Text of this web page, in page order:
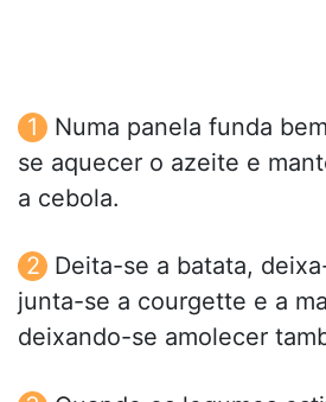
Numa panela funda
se aquecer o azeite e
a cebola.
Deita-se a batata,
junta-se a courgette e a
deixando-se amolecer